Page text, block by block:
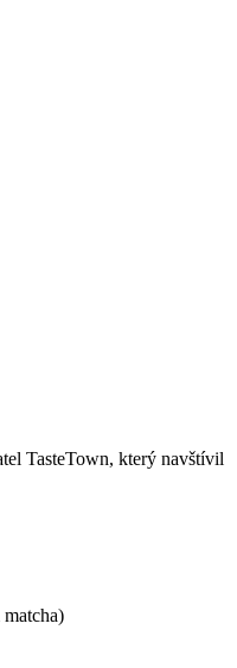
TasteTown, který navštívil